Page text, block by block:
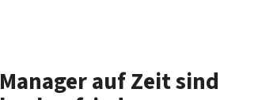
Manager auf Zeit sind